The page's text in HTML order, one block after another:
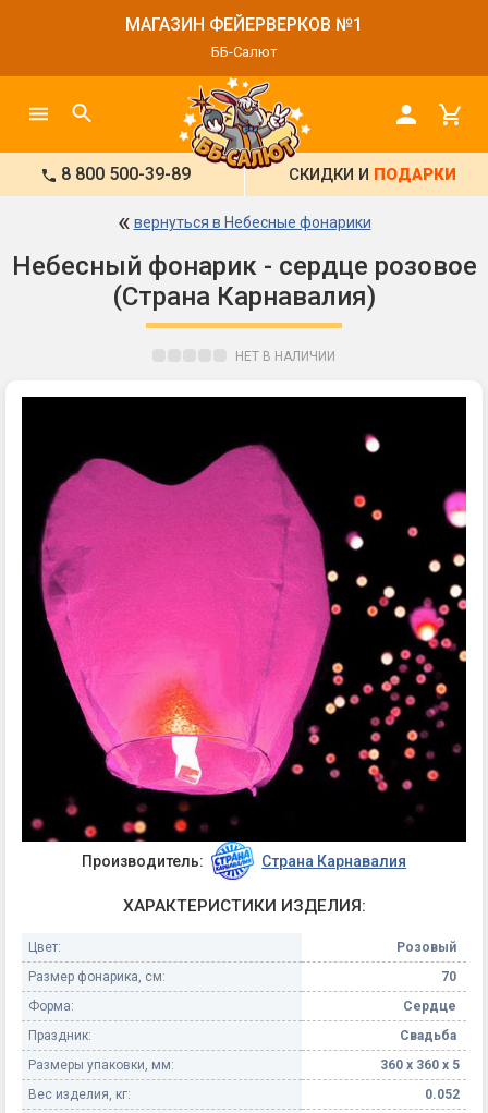
МАГАЗИН ФЕЙЕРВЕРКОВ №1
ББ-Салют
8 800 500-39-89 СКИДКИ И ПОДАРКИ
« вернуться в Небесные фонарики
Небесный фонарик - сердце розовое
(Страна Карнавалия)
НЕТ В НАЛИЧИИ
Производитель: Страна Карнавалия
ХАРАКТЕРИСТИКИ ИЗДЕЛИЯ:
Цвет:
Розовый
Размер фонарика, см:
70
Форма:
Сердце
Праздник:
Свадьба
Размеры упаковки, мм:
360 х 360 х 5
Вес изделия, кг:
0.052